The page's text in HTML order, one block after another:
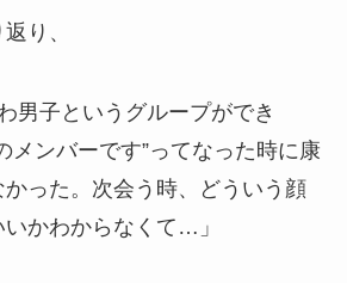
り、
男子というグループができ
メンバーです”ってなった時に康
った。次会う時、どういう顔
かわからなくて…」